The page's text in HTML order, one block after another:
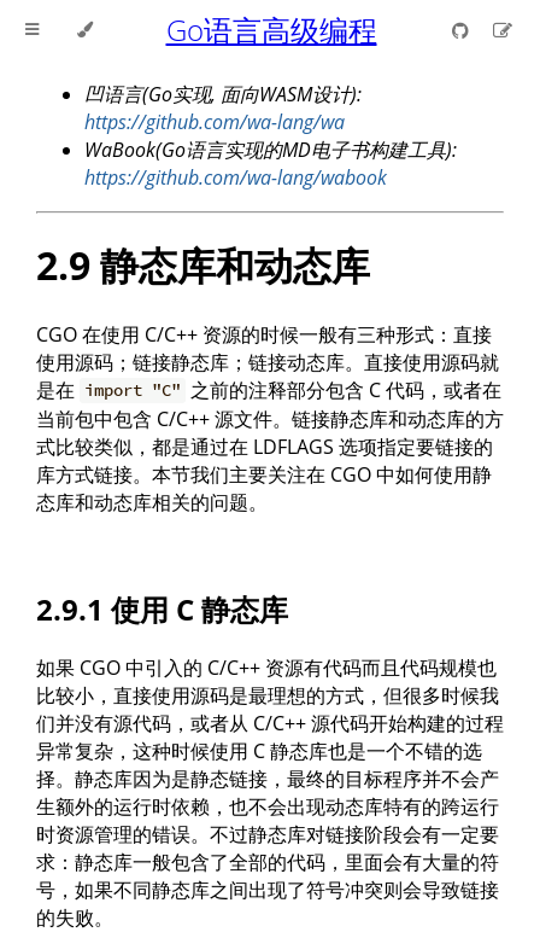
Go语言高级编程
凹语言(Go实现, 面向WASM设计):
https://github.com/wa-lang/wa
WaBook(Go语言实现的MD电子书构建工具):
https://github.com/wa-lang/wabook
2.9 静态库和动态库
CGO 在使用 C/C++ 资源的时候一般有三种形式：直接
使用源码；链接静态库；链接动态库。直接使用源码就
是在 import "C" 之前的注释部分包含 C 代码，或者在
当前包中包含 C/C++ 源文件。链接静态库和动态库的方
式比较类似，都是通过在 LDFLAGS 选项指定要链接的
库方式链接。本节我们主要关注在 CGO 中如何使用静
态库和动态库相关的问题。
2.9.1 使用 C 静态库
如果 CGO 中引入的 C/C++ 资源有代码而且代码规模也
比较小，直接使用源码是最理想的方式，但很多时候我
们并没有源代码，或者从 C/C++ 源代码开始构建的过程
异常复杂，这种时候使用 C 静态库也是一个不错的选
择。静态库因为是静态链接，最终的目标程序并不会产
生额外的运行时依赖，也不会出现动态库特有的跨运行
时资源管理的错误。不过静态库对链接阶段会有一定要
求：静态库一般包含了全部的代码，里面会有大量的符
号，如果不同静态库之间出现了符号冲突则会导致链接
的失败。